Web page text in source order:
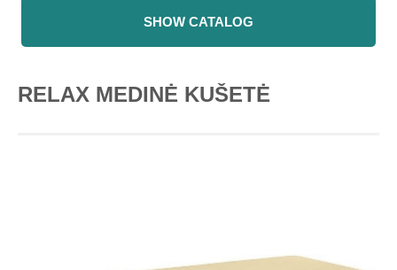
SHOW CATALOG
RELAX MEDINĖ KUŠETĖ